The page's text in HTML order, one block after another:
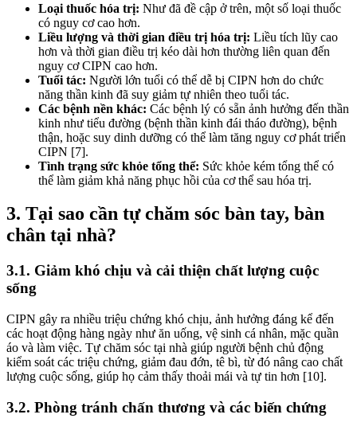
Loại thuốc hóa trị: Như đã đề cập ở trên, một số loại thuốc
có nguy cơ cao hơn.
Liều lượng và thời gian điều trị hóa trị: Liều tích lũy cao
hơn và thời gian điều trị kéo dài hơn thường liên quan đến
nguy cơ CIPN cao hơn.
Tuổi tác: Người lớn tuổi có thể dễ bị CIPN hơn do chức
năng thần kinh đã suy giảm tự nhiên theo tuổi tác.
Các bệnh nền khác: Các bệnh lý có sẵn ảnh hưởng đến thần
kinh như tiểu đường (bệnh thần kinh đái tháo đường), bệnh
thận, hoặc suy dinh dưỡng có thể làm tăng nguy cơ phát triển
CIPN [7].
Tình trạng sức khỏe tổng thể: Sức khỏe kém tổng thể có
thể làm giảm khả năng phục hồi của cơ thể sau hóa trị.
3. Tại sao cần tự chăm sóc bàn tay, bàn
chân tại nhà?
3.1. Giảm khó chịu và cải thiện chất lượng cuộc
sống
CIPN gây ra nhiều triệu chứng khó chịu, ảnh hưởng đáng kể đến
các hoạt động hàng ngày như ăn uống, vệ sinh cá nhân, mặc quần
áo và làm việc. Tự chăm sóc tại nhà giúp người bệnh chủ động
kiểm soát các triệu chứng, giảm đau đớn, tê bì, từ đó nâng cao chất
lượng cuộc sống, giúp họ cảm thấy thoải mái và tự tin hơn [10].
3.2. Phòng tránh chấn thương và các biến chứng